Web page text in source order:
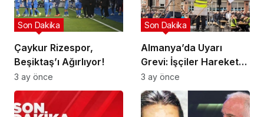
Çaykur Rizespor,
Beşiktaş’ı Ağırlıyor!
Son Dakika
3 ay önce
Almanya’da Uyarı
Grevi: İşçiler Harekete
Geçti!
Son Dakika
3 ay önce